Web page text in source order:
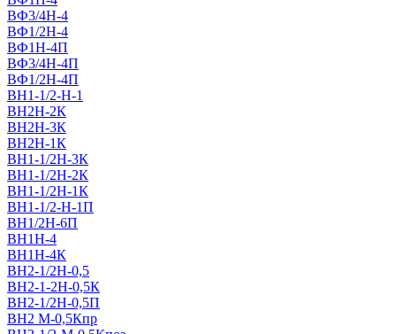
ВФ3/4Н-4
ВФ1/2Н-4
ВФ1Н-4П
ВФ3/4Н-4П
ВФ1/2Н-4П
ВН1-1/2-Н-1
ВН2Н-2К
ВН2Н-3К
ВН2Н-1К
ВН1-1/2Н-3К
ВН1-1/2Н-2К
ВН1-1/2Н-1К
ВН1-1/2-Н-1П
ВН1/2H-6П
ВН1Н-4
ВН1Н-4К
ВН2-1/2Н-0,5
ВН2-1-2Н-0,5К
ВН2-1/2Н-0,5П
ВН2 M-0,5Кпр